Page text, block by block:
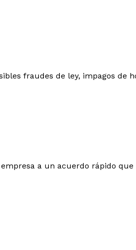
fraudes de ley, impagos de
a un acuerdo rápido